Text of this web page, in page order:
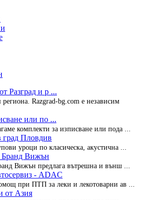
Разград и р ...
Razgrad-bg.com е независим
или по ...
комплекти за изписване или пода ...
град Пловдив
уроци по класическа, акустична ...
Бранд Вижън
Вижън предлага вътрешна и външ ...
- ADAC
при ПТП за леки и лекотоварни ав ...
от Азия